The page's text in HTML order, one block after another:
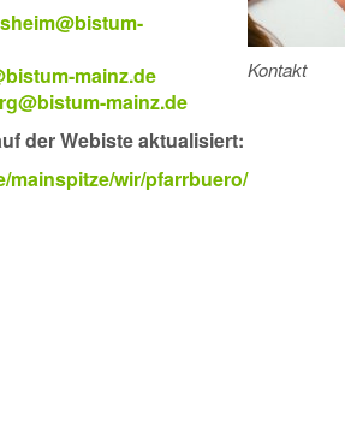
Kontakt
mainz.de
mainz.de
der Webiste aktualisiert:
mainspitze/wir/pfarrbuero/